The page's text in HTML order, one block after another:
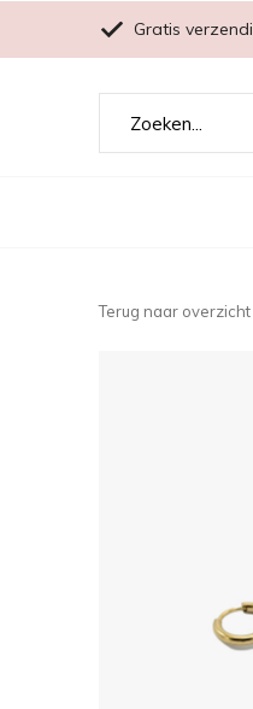
Gratis
Terug naar overzicht